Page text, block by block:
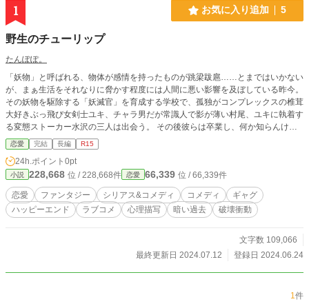
1 お気に入り追加 5
野生のチューリップ
たんぽぽ。
「妖物」と呼ばれる、物体が感情を持ったものが跳梁跋扈……とまではいかない
が、まぁ生活をそれなりに脅かす程度には人間に悪い影響を及ぼしている昨今。
その妖物を駆除する「妖滅官」を育成する学校で、孤独がコンプレックスの椎茸
大好きぶっ飛び女剣士ユキ、チャラ男だが常識人で影が薄い村尾、ユキに執着す
る変態ストーカー水沢の三人は出会う。 その後彼らは卒業し、何か知らんけど
子供の頃から損ばかりしているサイコパス予備軍の白羽、スピード感溢れる妖刀
「隼」、ドケチ道をひた走る良い上司篠崎らが登場、物語は加速したり、しなか
ったりする。 やがてユキは、なんやかんやあったせいでいわゆる燃え尽き症候
群を発症、自ら破滅への道を望むようになる。 ユキよ、失った又はそう自分が
思い込んでいる全てを取り戻せ！ それと並行して椎茸栽培キットの取扱いを極
めろ‼︎ そしてストーカー水沢の想いは最終的にユキの心の臓に届くのか⁈ 彼ら
の頭蓋内にお花が咲き乱れ青い鳥が飛び交いどじょっこだのふなっこだのが狂喜
カーのための（ラブ）ストーリー。主題は「純愛（？）」及び「人生の分岐
点」。 ハッピーエンドです。 尚、上でストーカーストーカー連呼したが、スト
目、絶対‼︎
恋愛 完結 長編 R15
24h.ポイント 0pt
小説 228,668 位 / 228,668件 恋愛 66,339 位 / 66,339件
恋愛 ファンタジー シリアス&コメディ コメディ
ギャグ
ハッピーエンド
ラブコメ 心理描写 暗い過去 破壊衝動
文字数 109,066
最終更新日 2024.07.12
登録日 2024.06.24
1件